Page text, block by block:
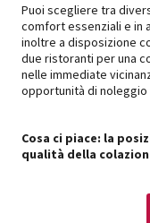
Puoi scegliere tra
comfort essenziali e in
inoltre a disposizione
due ristoranti per una
nelle immediate
opportunità di
Cosa ci piace: la
qualità della